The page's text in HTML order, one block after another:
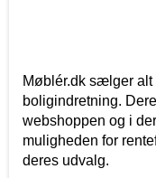
Møblér.dk sælger
boligindretning.
webshoppen og i
muligheden for
deres udvalg.